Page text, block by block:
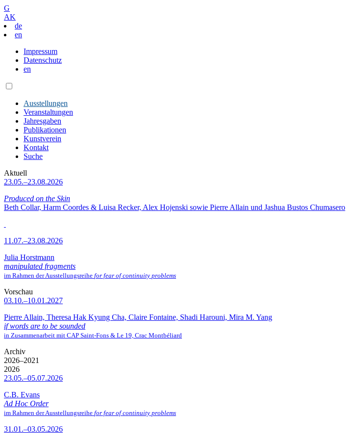
G
AK
de
en
Impressum
Datenschutz
en
Ausstellungen
Veranstaltungen
Jahresgaben
Publikationen
Kunstverein
Kontakt
Suche
Aktuell
23.05.–23.08.2026
Produced on the Skin
Beth Collar, Harm Coordes & Luisa Recker, Alex Hojenski sowie Pierre Allain und Jashua Bustos Chumasero
11.07.–23.08.2026
Julia Horstmann
manipulated fragments
im Rahmen der Ausstellungsreihe for fear of continuity problems
Vorschau
03.10.–10.01.2027
Pierre Allain, Theresa Hak Kyung Cha, Claire Fontaine, Shadi Harouni, Mira M. Yang
if words are to be sounded
in Zusammenarbeit mit CAP Saint-Fons & Le 19, Crac Montbéliard
Archiv
2026–2021
2026
23.05.–05.07.2026
C.B. Evans
Ad Hoc Order
im Rahmen der Ausstellungsreihe for fear of continuity problems
31.01.–03.05.2026